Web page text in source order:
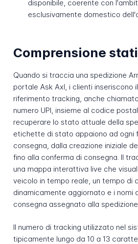
disponibile, coerente con
esclusivamente domestico
Comprensione
Quando si traccia una spedizione
portale Ask Axl, i clienti inseriscono
riferimento tracking, anche
numero UPI, insieme al codice
recuperare lo stato attuale della
etichette di stato appaiono ad ogni
consegna, dalla creazione iniziale
fino alla conferma di consegna. Il
una mappa interattiva live che
veicolo in tempo reale, un tempo di
dinamicamente aggiornato e i nomi
consegna assegnato alla
Il numero di tracking utilizzato nel
tipicamente lungo da 10 a 13